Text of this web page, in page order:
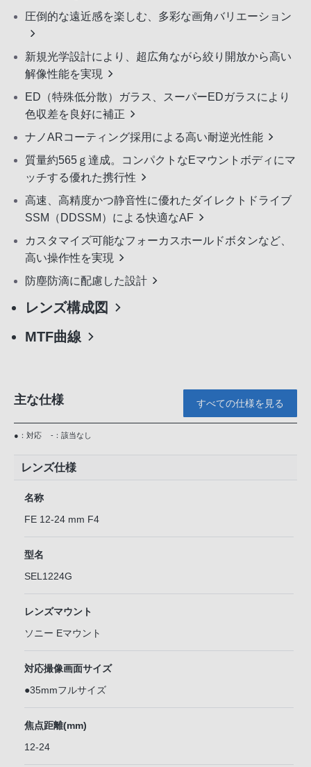
圧倒的な遠近感を楽しむ、多彩な画角バリエーション
新規光学設計により、超広角ながら絞り開放から高い
解像性能を実現
ED（特殊低分散）ガラス、スーパーEDガラスにより
色収差を良好に補正
ナノARコーティング採用による高い耐逆光性能
質量約565ｇ達成。コンパクトなEマウントボディにマ
ッチする優れた携行性
高速、高精度かつ静音性に優れたダイレクトドライブ
SSM（DDSSM）による快適なAF
カスタマイズ可能なフォーカスホールドボタンなど、
高い操作性を実現
防塵防滴に配慮した設計
レンズ構成図
MTF曲線
主な仕様 すべての仕様を見る
●：対応 -：該当なし
レンズ仕様
名称
FE 12-24 mm F4
型名
SEL1224G
レンズマウント
ソニー Eマウント
対応撮像画面サイズ
●35mmフルサイズ
焦点距離(mm)
12-24